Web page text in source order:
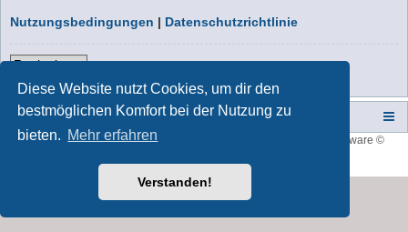
Diese Website nutzt Cookies, um dir den
bestmöglichen Komfort bei der Nutzung zu
bieten. Mehr erfahren
Verstanden!
Nutzungsbedingungen | Datenschutzrichtlinie
Registrieren
Campers-World-Forum Portal Foren-Übersicht
Style developer byforum tricolor
® Forum Software ©
Deutsche Übersetzung durch